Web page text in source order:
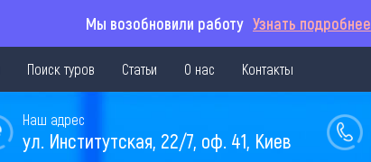
Мы возобновили работу Узнать подробнее
Поиск туров Статьи О нас Контакты
Наш адрес
ул. Институтская, 22/7, оф. 41, Киев